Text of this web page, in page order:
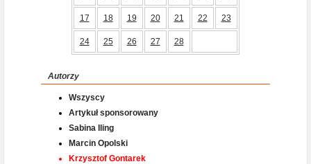
17 18 19 20 21 22 23
24 25 26 27 28
Autorzy
Wszyscy
Artykuł sponsorowany
Sabina Iling
Marcin Opolski
Krzysztof Gontarek